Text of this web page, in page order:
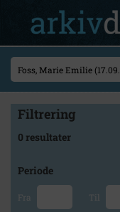
Filtrering
0 resultater
Periode
Fra Til